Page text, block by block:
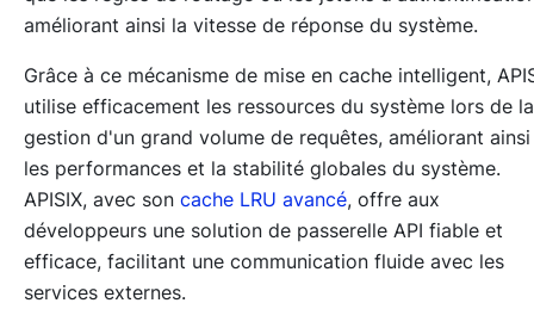
améliorant ainsi la vitesse de réponse du système.
Grâce à ce mécanisme de mise en cache intelligent,
utilise efficacement les ressources du système lors de la
gestion d'un grand volume de requêtes, améliorant ainsi
les performances et la stabilité globales du système.
APISIX, avec son cache LRU avancé, offre aux
développeurs une solution de passerelle API fiable et
efficace, facilitant une communication fluide avec les
services externes.